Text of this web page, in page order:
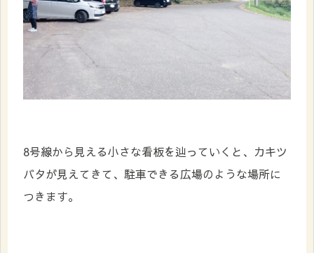
8号線から見える小さな看板を辿っていくと、カキツ
バタが見えてきて、駐車できる広場のような場所に
つきます。